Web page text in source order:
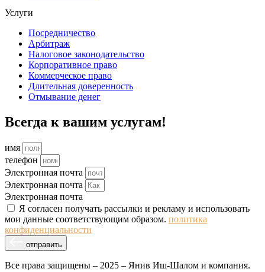
Услуги
Посредничество
Арбитраж
Налоговое законодательство
Корпоративное право
Коммерческое право
Длительная доверенность
Отмывание денег
Всегда к вашим услугам!
имя
телефон
Электронная почта
Электронная почта
Электронная почта
Я согласен получать рассылки и рекламу и использовать
мои данные соответствующим образом. политика
конфиденциальности
отправить
Все права защищены – 2025 – Янив Иш-Шалом и компания.